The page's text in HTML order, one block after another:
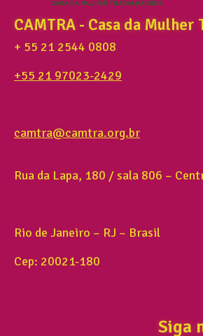
CAMTRA - Casa da
+ 55 21 2544 0808
+55 21 97023-2429
camtra@camtra.org.br
Rua da Lapa, 180 / sala 806 –
Rio de Janeiro – RJ – Brasil
Cep: 20021-180
Siga